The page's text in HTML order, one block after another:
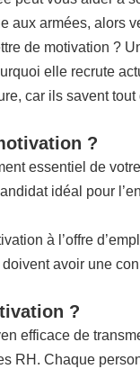
aux armées, alors
de motivation ?
elle recrute
car ils savent
?
essentiel de
idéal pour
à l’offre
avoir une
?
efficace de
RH. Chaque